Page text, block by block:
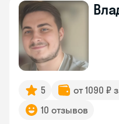
5 от 1090 ₽
10 отзывов